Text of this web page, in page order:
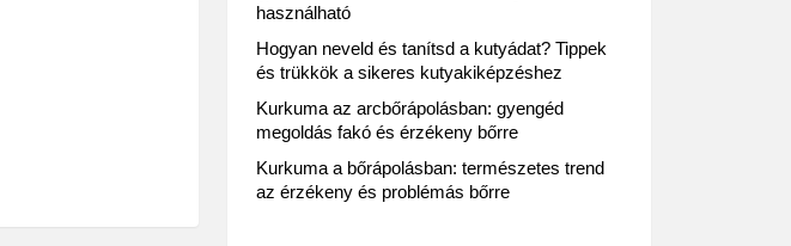
használható
Hogyan neveld és tanítsd a kutyádat? Tippek
és trükkök a sikeres kutyakiképzéshez
Kurkuma az arcbőrápolásban: gyengéd
megoldás fakó és érzékeny bőrre
Kurkuma a bőrápolásban: természetes trend
az érzékeny és problémás bőrre